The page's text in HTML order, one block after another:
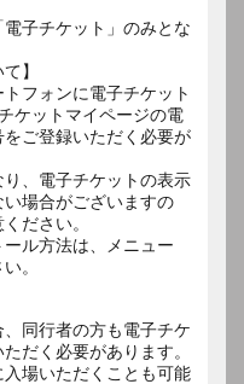
子チケット」のみとな
】
フォンに電子チケット
ケットマイページの電
ご登録いただく必要が
、電子チケットの表示
場合がございますの
ださい。
ル方法は、メニュー
。
同行者の方も電子チケ
だく必要があります。
場いただくことも可能